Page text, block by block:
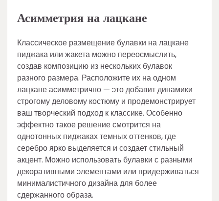
Асимметрия на лацкане
Классическое размещение булавки на лацкане
пиджака или жакета можно переосмыслить,
создав композицию из нескольких булавок
разного размера. Расположите их на одном
лацкане асимметрично — это добавит динамики
строгому деловому костюму и продемонстрирует
ваш творческий подход к классике. Особенно
эффектно такое решение смотрится на
однотонных пиджаках темных оттенков, где
серебро ярко выделяется и создает стильный
акцент. Можно использовать булавки с разными
декоративными элементами или придерживаться
минималистичного дизайна для более
сдержанного образа.